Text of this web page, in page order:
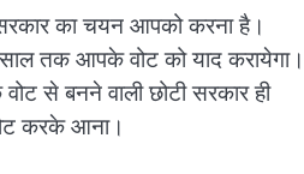
का चयन आपको करना है।
तक आपके वोट को याद करायेगा।
से बनने वाली छोटी सरकार ही
करके आना।